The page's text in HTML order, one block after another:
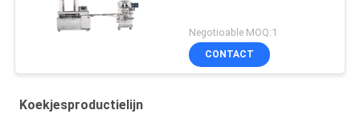
Negotioable MOQ:1
CONTACT
Koekjesproductielijn